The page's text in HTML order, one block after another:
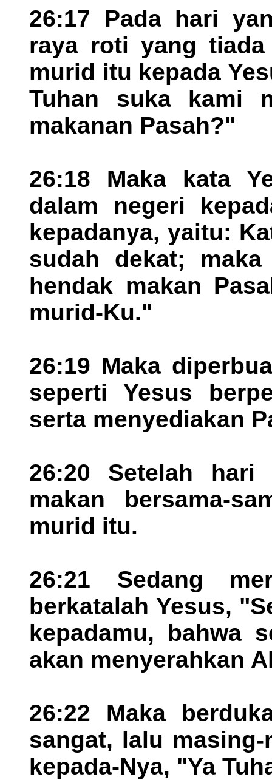
26:17 Pada hari
raya roti yang
murid itu kepada
Tuhan suka kami
makanan Pasah?"
26:18 Maka kata
dalam negeri
kepadanya, yaitu:
sudah dekat;
hendak makan
murid-Ku."
26:19 Maka
seperti Yesus
serta menyediakan
26:20 Setelah hari
makan bersama-
murid itu.
26:21 Sedang
berkatalah Yesus,
kepadamu, bahwa
akan menyerahkan
26:22 Maka
sangat, lalu
kepada-Nya, "Ya